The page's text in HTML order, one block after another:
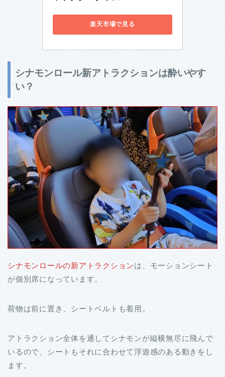
楽天市場で見る
シナモンロール新アトラクションは酔いやす
い？
シナモンロールの新アトラクションは、モーションシート
が個別席になっています。
荷物は前に置き、シートベルトも着用。
アトラクション全体を通してシナモンが縦横無尽に飛んで
いるので、シートもそれに合わせて浮遊感のある動きをし
ます。